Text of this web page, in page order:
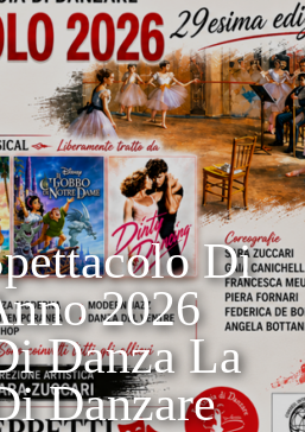
Di
2026
Danza La
Danzare